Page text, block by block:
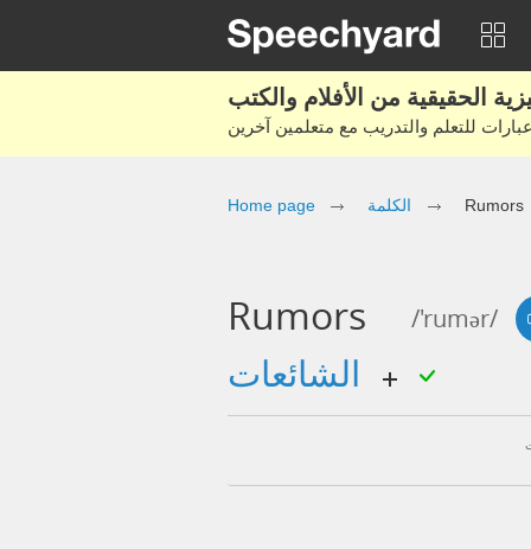
Home page الكلمة Rumors
Rumors /'rumər/